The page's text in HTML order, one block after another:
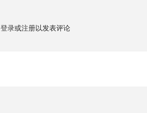
登录或注册以发表评论